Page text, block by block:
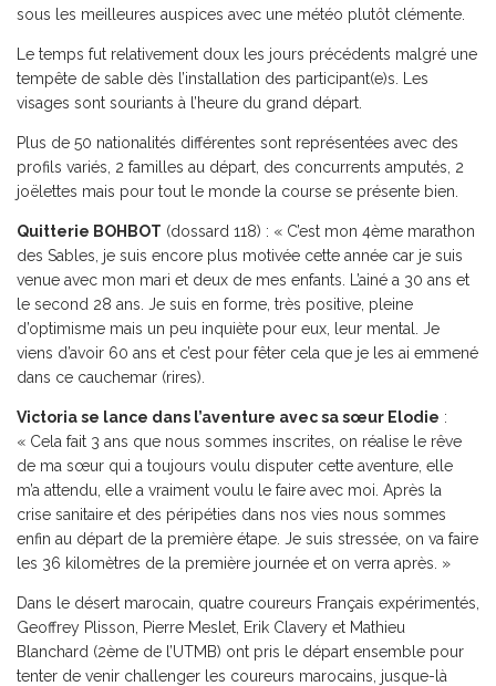
sous les meilleures auspices avec une météo plutôt clémente.
Le temps fut relativement doux les jours précédents malgré une
tempête de sable dès l’installation des participant(e)s. Les
visages sont souriants à l’heure du grand départ.
Plus de 50 nationalités différentes sont représentées avec des
profils variés, 2 familles au départ, des concurrents amputés, 2
joëlettes mais pour tout le monde la course se présente bien.
Quitterie BOHBOT (dossard 118) : « C’est mon 4ème marathon
des Sables, je suis encore plus motivée cette année car je suis
venue avec mon mari et deux de mes enfants. L’ainé a 30 ans et
le second 28 ans. Je suis en forme, très positive, pleine
d’optimisme mais un peu inquiète pour eux, leur mental. Je
viens d’avoir 60 ans et c’est pour fêter cela que je les ai emmené
dans ce cauchemar (rires).
Victoria se lance dans l’aventure avec sa sœur Elodie :
« Cela fait 3 ans que nous sommes inscrites, on réalise le rêve
de ma sœur qui a toujours voulu disputer cette aventure, elle
m’a attendu, elle a vraiment voulu le faire avec moi. Après la
crise sanitaire et des péripéties dans nos vies nous sommes
enfin au départ de la première étape. Je suis stressée, on va faire
les 36 kilomètres de la première journée et on verra après. »
Dans le désert marocain, quatre coureurs Français expérimentés,
Geoffrey Plisson, Pierre Meslet, Erik Clavery et Mathieu
Blanchard (2ème de l’UTMB) ont pris le départ ensemble pour
tenter de venir challenger les coureurs marocains, jusque-là